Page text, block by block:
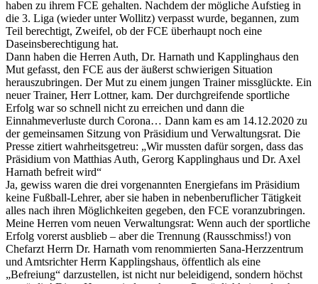
haben zu ihrem FCE gehalten. Nachdem der mögliche Aufstieg in
die 3. Liga (wieder unter Wollitz) verpasst wurde, begannen, zum
Teil berechtigt, Zweifel, ob der FCE überhaupt noch eine
Daseinsberechtigung hat.
Dann haben die Herren Auth, Dr. Harnath und Kapplinghaus den
Mut gefasst, den FCE aus der äußerst schwierigen Situation
herauszubringen. Der Mut zu einem jungen Trainer missglückte. Ein
neuer Trainer, Herr Lottner, kam. Der durchgreifende sportliche
Erfolg war so schnell nicht zu erreichen und dann die
Einnahmeverluste durch Corona… Dann kam es am 14.12.2020 zu
der gemeinsamen Sitzung von Präsidium und Verwaltungsrat. Die
Presse zitiert wahrheitsgetreu: „Wir mussten dafür sorgen, dass das
Präsidium von Matthias Auth, Gerorg Kapplinghaus und Dr. Axel
Harnath befreit wird“
Ja, gewiss waren die drei vorgenannten Energiefans im Präsidium
keine Fußball-Lehrer, aber sie haben in nebenberuflicher Tätigkeit
alles nach ihren Möglichkeiten gegeben, den FCE voranzubringen.
Meine Herren vom neuen Verwaltungsrat: Wenn auch der sportliche
Erfolg vorerst ausblieb – aber die Trennung (Rausschmiss!) von
Chefarzt Herrn Dr. Harnath vom renommierten Sana-Herzzentrum
und Amtsrichter Herrn Kapplingshaus, öffentlich als eine
„Befreiung“ darzustellen, ist nicht nur beleidigend, sondern höchst